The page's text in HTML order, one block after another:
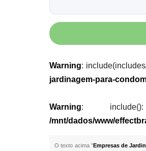
Warning:
jardinagem-para-
Warning: include():
/mnt/dados/www/
O texto acima "Empresas de